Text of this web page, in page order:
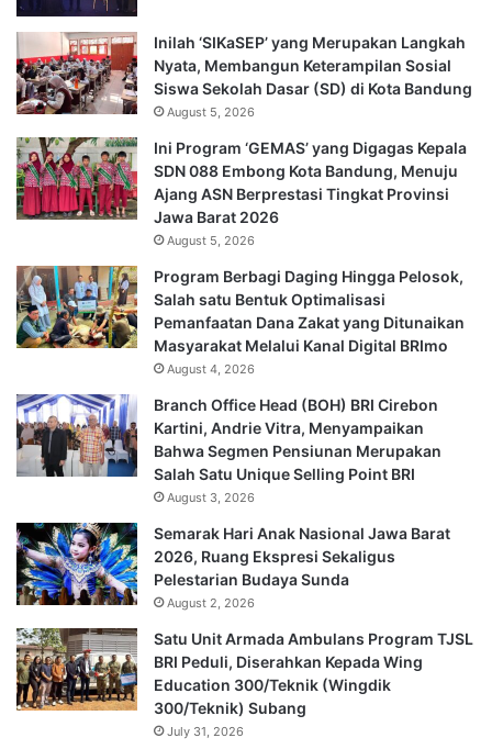
Inilah ‘SIKaSEP’ yang Merupakan Langkah
Nyata, Membangun Keterampilan Sosial
Siswa Sekolah Dasar (SD) di Kota Bandung
August 5, 2026
Ini Program ‘GEMAS’ yang Digagas Kepala
SDN 088 Embong Kota Bandung, Menuju
Ajang ASN Berprestasi Tingkat Provinsi
Jawa Barat 2026
August 5, 2026
Program Berbagi Daging Hingga Pelosok,
Salah satu Bentuk Optimalisasi
Pemanfaatan Dana Zakat yang Ditunaikan
Masyarakat Melalui Kanal Digital BRImo
August 4, 2026
Branch Office Head (BOH) BRI Cirebon
Kartini, Andrie Vitra, Menyampaikan
Bahwa Segmen Pensiunan Merupakan
Salah Satu Unique Selling Point BRI
August 3, 2026
Semarak Hari Anak Nasional Jawa Barat
2026, Ruang Ekspresi Sekaligus
Pelestarian Budaya Sunda
August 2, 2026
Satu Unit Armada Ambulans Program TJSL
BRI Peduli, Diserahkan Kepada Wing
Education 300/Teknik (Wingdik
300/Teknik) Subang
July 31, 2026